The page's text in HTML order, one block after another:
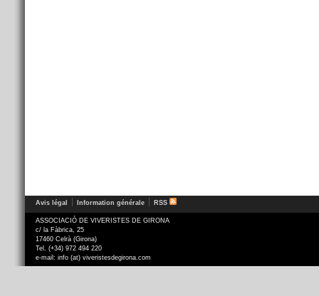
Avis légal Information générale RSS
ASSOCIACIÓ DE VIVERISTES DE GIRONA
c/ la Fàbrica, 25
17460 Celrà (Girona)
Tel. (+34) 972 494 220
e-mail: info (at) viveristesdegirona.com